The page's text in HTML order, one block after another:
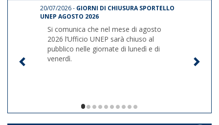
20/07/2026 - GIORNI DI CHIUSURA SPORTELLO
UNEP AGOSTO 2026
Si comunica che nel mese di agosto
2026 l’Ufficio UNEP sarà chiuso al
pubblico nelle giornate di lunedì e di
venerdì.
1/10